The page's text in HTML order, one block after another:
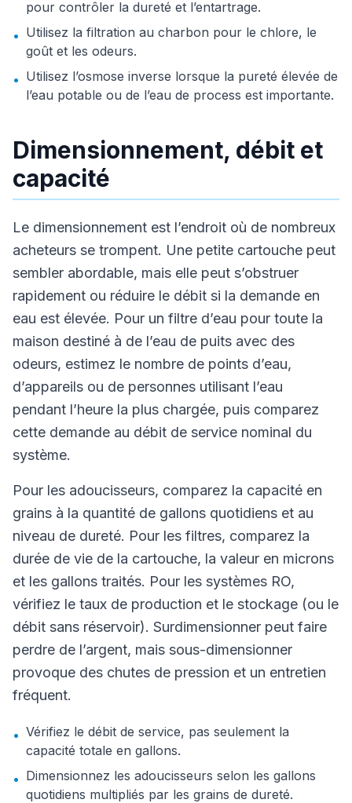
pour contrôler la dureté et l’entartrage.
• Utilisez la filtration au charbon pour le chlore, le
goût et les odeurs.
• Utilisez l’osmose inverse lorsque la pureté élevée de
l’eau potable ou de l’eau de process est importante.
Dimensionnement, débit et
capacité
Le dimensionnement est l’endroit où de nombreux
acheteurs se trompent. Une petite cartouche peut
sembler abordable, mais elle peut s’obstruer
rapidement ou réduire le débit si la demande en
eau est élevée. Pour un filtre d’eau pour toute la
maison destiné à de l’eau de puits avec des
odeurs, estimez le nombre de points d’eau,
d’appareils ou de personnes utilisant l’eau
pendant l’heure la plus chargée, puis comparez
cette demande au débit de service nominal du
système.
Pour les adoucisseurs, comparez la capacité en
grains à la quantité de gallons quotidiens et au
niveau de dureté. Pour les filtres, comparez la
durée de vie de la cartouche, la valeur en microns
et les gallons traités. Pour les systèmes RO,
vérifiez le taux de production et le stockage (ou le
débit sans réservoir). Surdimensionner peut faire
perdre de l’argent, mais sous-dimensionner
provoque des chutes de pression et un entretien
fréquent.
• Vérifiez le débit de service, pas seulement la
capacité totale en gallons.
• Dimensionnez les adoucisseurs selon les gallons
quotidiens multipliés par les grains de dureté.